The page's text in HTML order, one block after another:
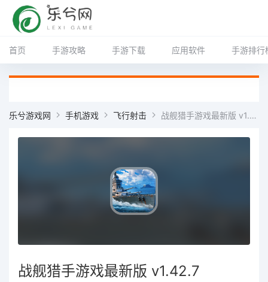
首页 手游攻略 手游下载 应用软件 手游排行
乐兮游戏网 手机游戏 飞行射击 战舰猎手游戏最新版 v1.42.7
战舰猎手游戏最新版 v1.42.7